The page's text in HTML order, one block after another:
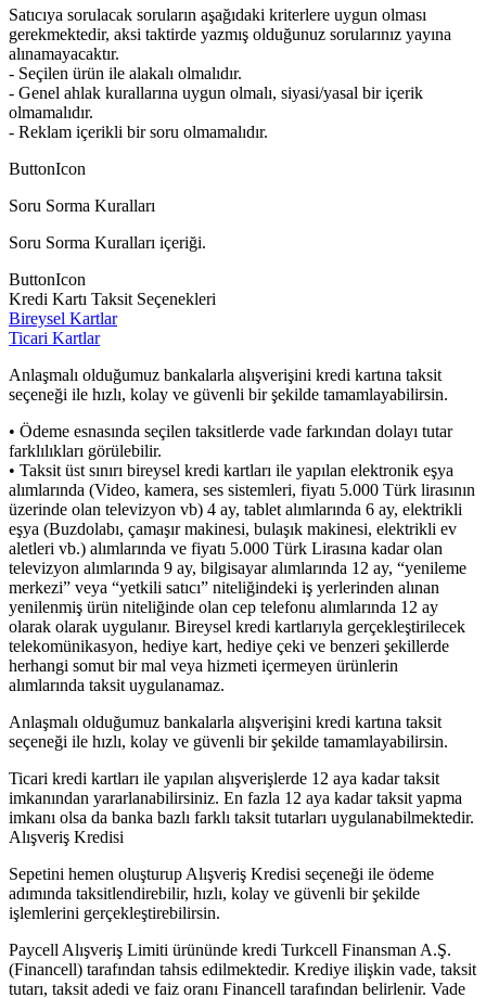
Satıcıya sorulacak soruların aşağıdaki kriterlere uygun olması
gerekmektedir, aksi taktirde yazmış olduğunuz sorularınız yayına
alınamayacaktır.
- Seçilen ürün ile alakalı olmalıdır.
- Genel ahlak kurallarına uygun olmalı, siyasi/yasal bir içerik
olmamalıdır.
- Reklam içerikli bir soru olmamalıdır.
ButtonIcon
Soru Sorma Kuralları
Soru Sorma Kuralları içeriği.
ButtonIcon
Kredi Kartı Taksit Seçenekleri
Bireysel Kartlar
Ticari Kartlar
Anlaşmalı olduğumuz bankalarla alışverişini kredi kartına taksit
seçeneği ile hızlı, kolay ve güvenli bir şekilde tamamlayabilirsin.
• Ödeme esnasında seçilen taksitlerde vade farkından dolayı tutar
farklılıkları görülebilir.
• Taksit üst sınırı bireysel kredi kartları ile yapılan elektronik eşya
alımlarında (Video, kamera, ses sistemleri, fiyatı 5.000 Türk lirasının
üzerinde olan televizyon vb) 4 ay, tablet alımlarında 6 ay, elektrikli
eşya (Buzdolabı, çamaşır makinesi, bulaşık makinesi, elektrikli ev
aletleri vb.) alımlarında ve fiyatı 5.000 Türk Lirasına kadar olan
televizyon alımlarında 9 ay, bilgisayar alımlarında 12 ay, “yenileme
merkezi” veya “yetkili satıcı” niteliğindeki iş yerlerinden alınan
yenilenmiş ürün niteliğinde olan cep telefonu alımlarında 12 ay
olarak olarak uygulanır. Bireysel kredi kartlarıyla gerçekleştirilecek
telekomünikasyon, hediye kart, hediye çeki ve benzeri şekillerde
herhangi somut bir mal veya hizmeti içermeyen ürünlerin
alımlarında taksit uygulanamaz.
Anlaşmalı olduğumuz bankalarla alışverişini kredi kartına taksit
seçeneği ile hızlı, kolay ve güvenli bir şekilde tamamlayabilirsin.
Ticari kredi kartları ile yapılan alışverişlerde 12 aya kadar taksit
imkanından yararlanabilirsiniz. En fazla 12 aya kadar taksit yapma
imkanı olsa da banka bazlı farklı taksit tutarları uygulanabilmektedir.
Alışveriş Kredisi
Sepetini hemen oluşturup Alışveriş Kredisi seçeneği ile ödeme
adımında taksitlendirebilir, hızlı, kolay ve güvenli bir şekilde
işlemlerini gerçekleştirebilirsin.
Paycell Alışveriş Limiti ürününde kredi Turkcell Finansman A.Ş.
(Financell) tarafından tahsis edilmektedir. Krediye ilişkin vade, taksit
tutarı, taksit adedi ve faiz oranı Financell tarafından belirlenir. Vade